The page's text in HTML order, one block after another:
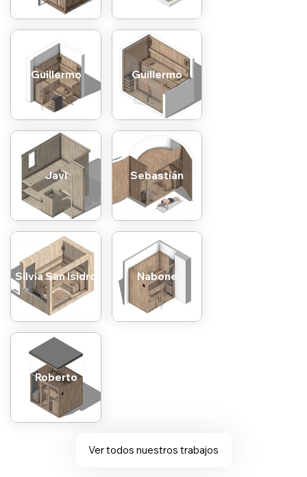
Guillermo Guillermo
Javi Sebastián
Silvia San Isidro Nabone
Roberto
Ver todos nuestros trabajos